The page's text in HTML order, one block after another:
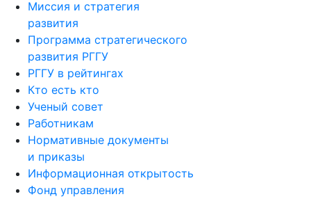
Миссия и стратегия
развития
Программа стратегического
развития РГГУ
РГГУ в рейтингах
Кто есть кто
Ученый совет
Работникам
Нормативные документы
и приказы
Информационная открытость
Фонд управления